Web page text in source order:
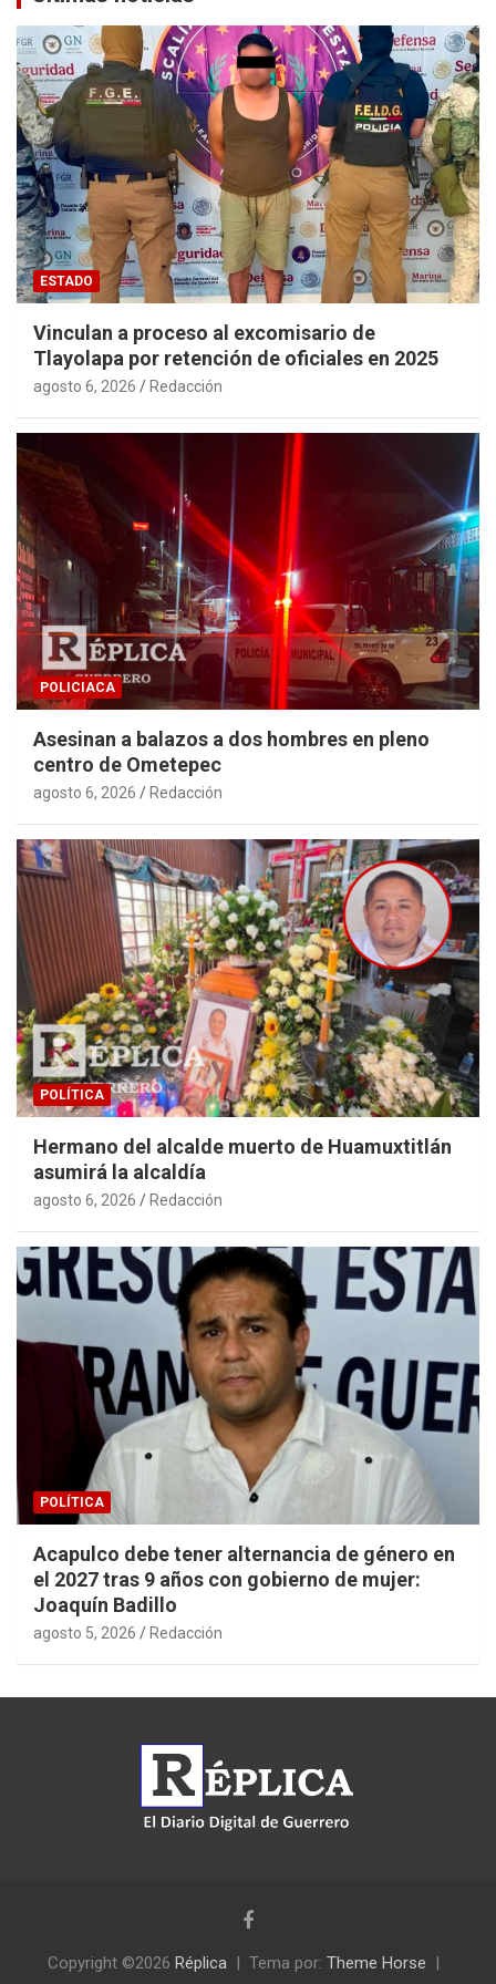
ESTADO
Vinculan a proceso al excomisario de
Tlayolapa por retención de oficiales en 2025
agosto 6, 2026 Redacción
POLICIACA
Asesinan a balazos a dos hombres en pleno
centro de Ometepec
agosto 6, 2026 Redacción
POLÍTICA
Hermano del alcalde muerto de Huamuxtitlán
asumirá la alcaldía
agosto 6, 2026 Redacción
POLÍTICA
Acapulco debe tener alternancia de género en
el 2027 tras 9 años con gobierno de mujer:
Joaquín Badillo
agosto 5, 2026 Redacción
Copyright ©2026 Réplica Tema por: Theme Horse